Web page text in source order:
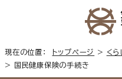
現在の位置： トップページ > くら
> 国民健康保険の手続き